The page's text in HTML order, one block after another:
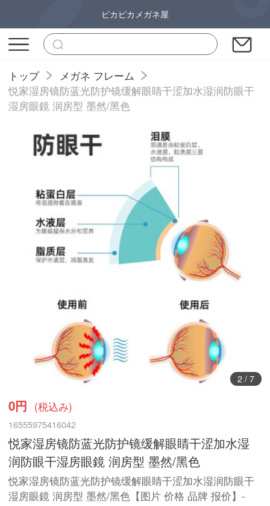
ピカピカメガネ屋
トップ
メガネ フレーム
悦家湿房镜防蓝光防护镜缓解眼睛干涩加水湿润防眼干
湿房眼鏡 润房型 墨然/黑色
3/ 7
0円 (税込み)
16555975416042
悦家湿房镜防蓝光防护镜缓解眼睛干涩加水湿
润防眼干湿房眼鏡 润房型 墨然/黑色
悦家湿房镜防蓝光防护镜缓解眼睛干涩加水湿润防眼干
湿房眼鏡 润房型 墨然/黑色【图片 价格 品牌 报价】-